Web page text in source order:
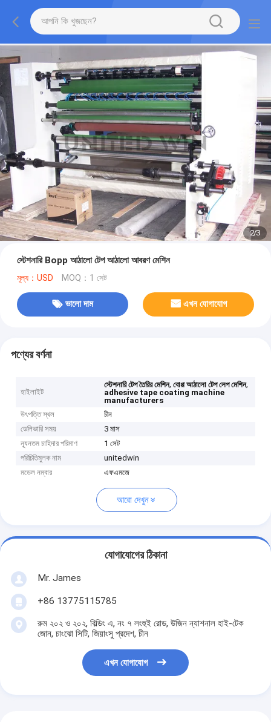
2/3
স্টেশনারি Bopp আঠালো টেপ আঠালো আবরণ মেশিন
মূল্য：USD MOQ：1 সেট
ভালো দাম এখন যোগাযোগ
পণ্যের বর্ণনা
হাইলাইট
স্টেশনারি টেপ তৈরির মেশিন,বোপ্প ​​আঠালো টেপ লেপ মেশিন,
adhesive tape coating machine
manufacturers
উৎপত্তি স্থল
চীন
ডেলিভারি সময়
3 মাস
ন্যূনতম চাহিদার পরিমাণ
1 সেট
পরিচিতিমুলক নাম
unitedwin
মডেল নম্বার
এফএমজে
আরো দেখুন
যোগাযোগের ঠিকানা
Mr. James
+86 13775115785
রুম ২০২ ও ২০২, বিল্ডিং এ, নং ৭ লংহুই রোড, উজিন ন্যাশনাল হাই-টেক
জোন, চাংঝো সিটি, জিয়াংসু প্রদেশ, চীন
এখন যোগাযোগ